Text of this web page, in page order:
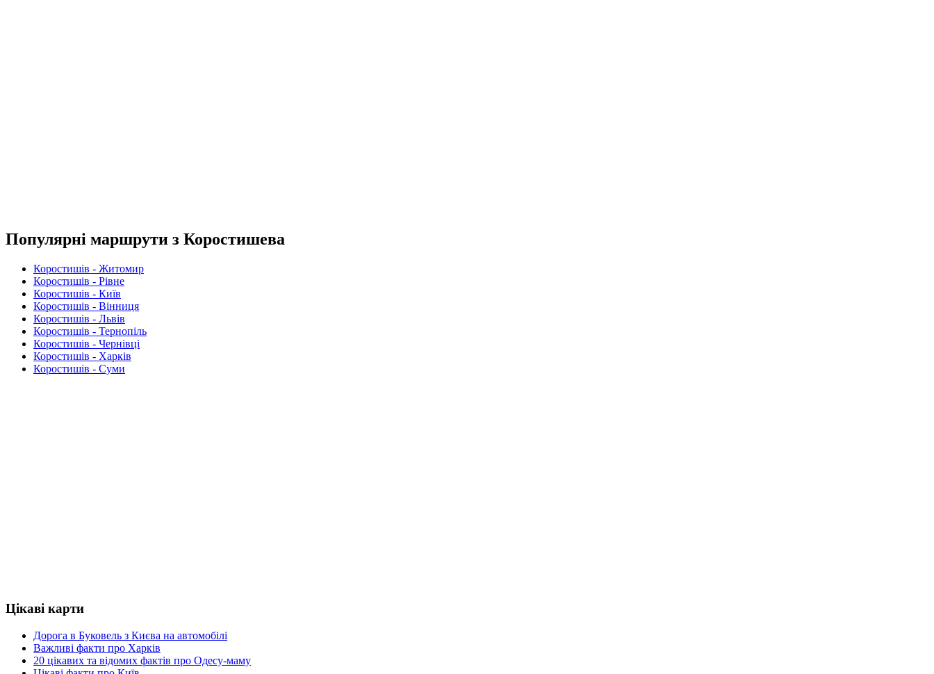
Популярні маршрути з Коростишева
Коростишів - Житомир
Коростишів - Рівне
Коростишів - Київ
Коростишів - Вінниця
Коростишів - Львів
Коростишів - Тернопіль
Коростишів - Чернівці
Коростишів - Харків
Коростишів - Суми
Цікаві карти
Дорога в Буковель з Києва на автомобілі
Важливі факти про Харків
20 цікавих та відомих фактів про Одесу-маму